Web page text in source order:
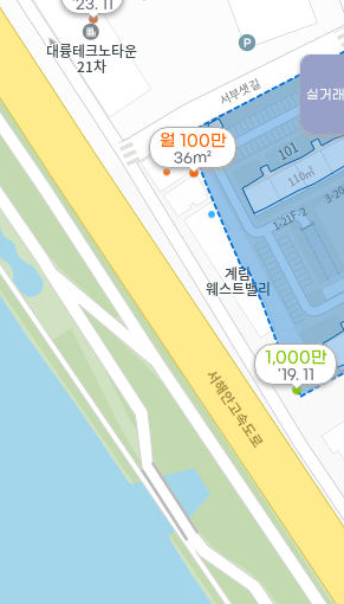
실거래
월 100만
36m²
'23. 11
1,000만
'19. 11